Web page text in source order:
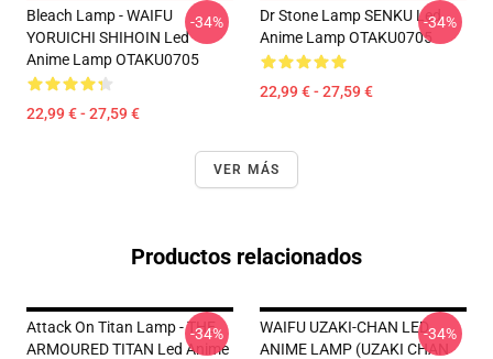
Bleach Lamp - WAIFU
YORUICHI SHIHOIN Led
Anime Lamp OTAKU0705
22,99 € - 27,59 €
-34%
Dr Stone Lamp SENKU Led
Anime Lamp OTAKU0705
22,99 € - 27,59 €
-34%
VER MÁS
Productos relacionados
Attack On Titan Lamp - THE
ARMOURED TITAN Led Anime
-34%
WAIFU UZAKI-CHAN LED
ANIME LAMP (UZAKI CHAN
-34%